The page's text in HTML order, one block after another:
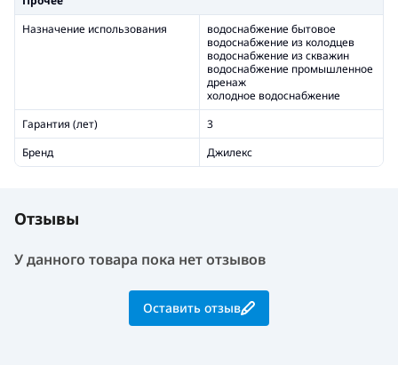
Назначение использования
водоснабжение бытовое
водоснабжение из колодцев
водоснабжение из скважин
водоснабжение промышленное
дренаж
холодное водоснабжение
Гарантия (лет)
3
Бренд
Джилекс
Отзывы
У данного товара пока нет отзывов
Оставить отзыв